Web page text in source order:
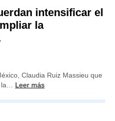
intensificar el
la
Claudia Ruiz Massieu que
la… Leer más